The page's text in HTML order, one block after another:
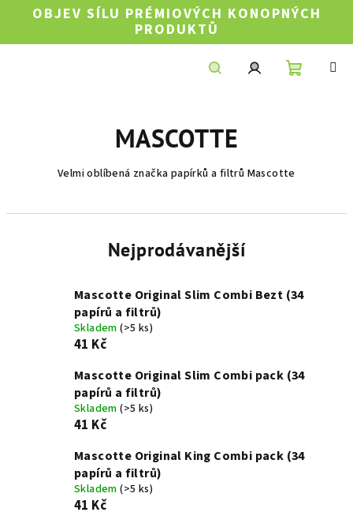
OBJEV SÍLU PRÉMIOVÝCH KONOPNÝCH
PRODUKTŮ
MASCOTTE
Velmi oblíbená značka papírků a filtrů Mascotte
Nejprodávanější
Mascotte Original Slim Combi Bezt (34
papírů a filtrů)
Skladem(>5 ks)
41 Kč
Mascotte Original Slim Combi pack (34
papírů a filtrů)
Skladem(>5 ks)
41 Kč
Mascotte Original King Combi pack (34
papírů a filtrů)
Skladem(>5 ks)
41 Kč